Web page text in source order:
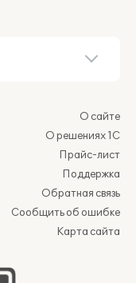
О сайте
О решениях 1С
Прайс-лист
Поддержка
Обратная связь
Сообщить об ошибке
Карта сайта